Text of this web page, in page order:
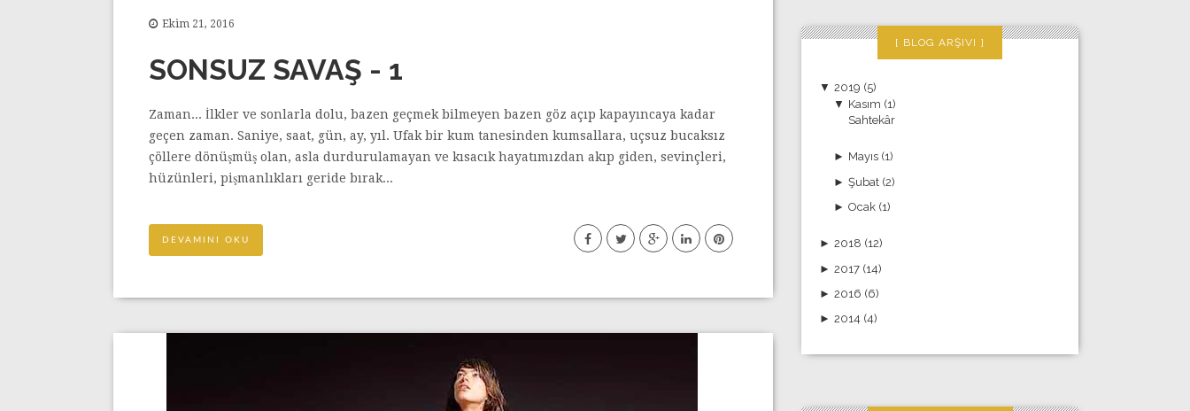
Ekim 21, 2016
SONSUZ SAVAŞ - 1
Zaman... İlkler ve sonlarla dolu, bazen geçmek bilmeyen bazen göz açıp kapayıncaya kadar
geçen zaman. Saniye, saat, gün, ay, yıl. Ufak bir kum tanesinden kumsallara, uçsuz bucaksız
çöllere dönüşmüş olan, asla durdurulamayan ve kısacık hayatımızdan akıp giden, sevinçleri,
hüzünleri, pişmanlıkları geride bırak...
DEVAMINI OKU
BLOG ARŞIVI
▼2019 (5)
▼ Kasım (1)
Sahtekâr
► Mayıs (1)
► Şubat (2)
► Ocak (1)
►2018 (12)
►2017 (14)
►2016 (6)
►2014 (4)